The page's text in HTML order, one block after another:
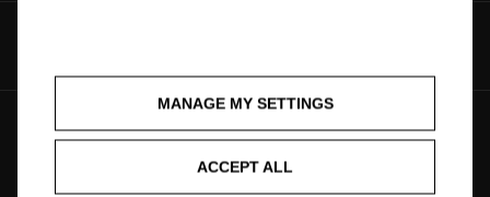
MANAGE MY SETTINGS
ACCEPT ALL